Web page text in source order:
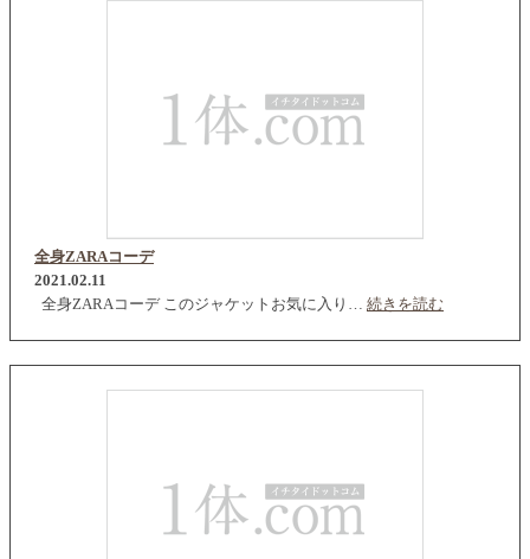
全身ZARAコーデ
2021.02.11
全身ZARAコーデ このジャケットお気に入り… 続きを読む